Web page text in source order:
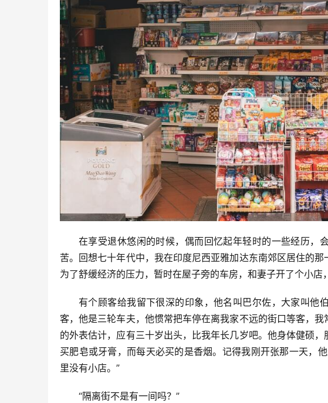
在享受退休悠闲的时候，偶而回忆起年轻时的一些经历，
苦。回想七十年代中，我在印度尼西亚雅加达东南郊区居住的
为了舒缓经济的压力，暂时在屋子旁的车房，和妻子开了个小店
有个顾客给我留下很深的印象，他名叫巴尔佐，大家叫他
客，他是三轮车夫，他惯常把车停在离我家不远的街口等客，
的外表估计，应有三十岁出头，比我年长几岁吧。他身体健硕
买肥皂或牙膏，而每天必买的是香烟。记得我刚开张那一天，
里没有小店。”
“隔离街不是有一间吗？”